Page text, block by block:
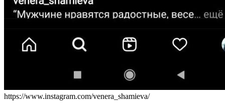
https://www.instagram.com/venera_shamieva/